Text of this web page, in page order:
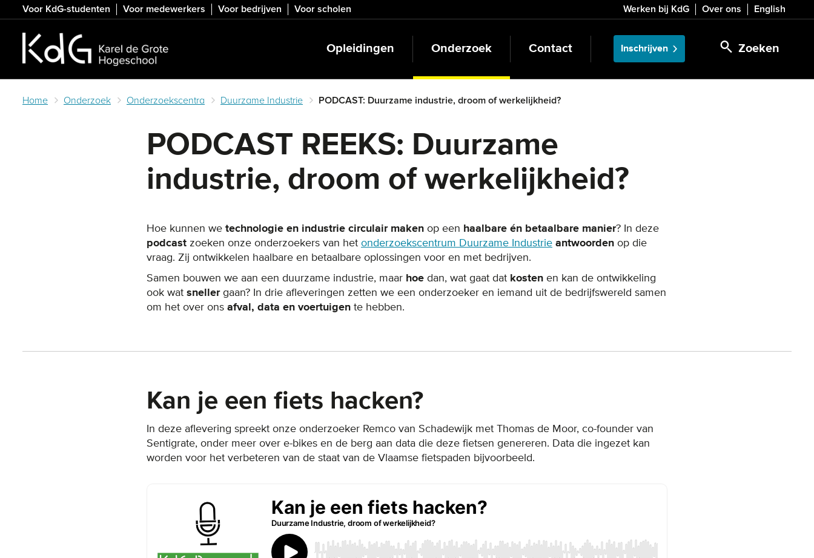
to
main
content
Voor KdG-studenten Voor medewerkers Voor bedrijven Voor scholen Werken bij KdG Over ons English
Zoeken
Opleidingen Onderzoek Contact Inschrijven
Home Onderzoek Onderzoekscentra Duurzame Industrie PODCAST: Duurzame industrie, droom of werkelijkheid?
PODCAST REEKS: Duurzame
industrie, droom of werkelijkheid?
Hoe kunnen we technologie en industrie circulair maken op een haalbare én betaalbare manier? In deze
podcast zoeken onze onderzoekers van het onderzoekscentrum Duurzame Industrie antwoorden op die
vraag. Zij ontwikkelen haalbare en betaalbare oplossingen voor en met bedrijven.
Samen bouwen we aan een duurzame industrie, maar hoe dan, wat gaat dat kosten en kan de ontwikkeling
ook wat snellergaan? In drie afleveringen zetten we een onderzoeker en iemand uit de bedrijfswereld samen
om het over ons afval, data en voertuigen te hebben.
Kan je een fiets hacken?
In deze aflevering spreekt onze onderzoeker Remco van Schadewijk met Thomas de Moor, co-founder van
Sentigrate, onder meer over e-bikes en de berg aan data die deze fietsen genereren. Data die ingezet kan
worden voor het verbeteren van de staat van de Vlaamse fietspaden bijvoorbeeld.